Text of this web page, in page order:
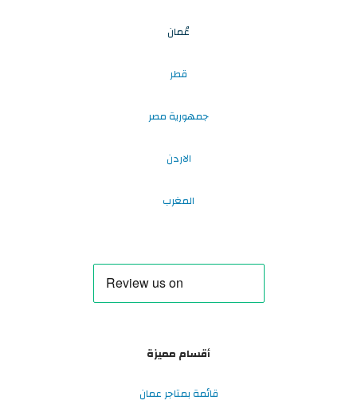
عُمان
قطر
جمهورية مصر
الاردن
المغرب
أقسام مميزة
قائمة بمتاجر عمان